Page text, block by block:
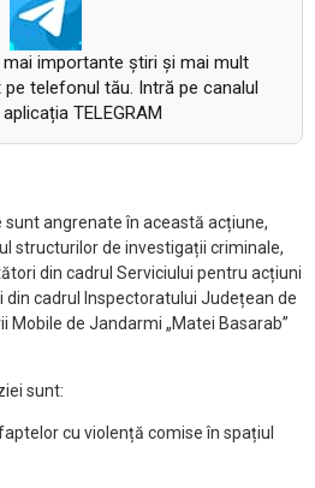
importante știri și mai mult
telefonul tău. Intră pe canalul
TELEGRAM
sunt angrenateîn această acțiune,
structurilor de investigații criminale,
din cadrul Serviciului pentru acțiuni
din cadrul Inspectoratului Județean de
Mobile de Jandarmi „Matei Basarab”
sunt:
cu violență comiseîn spațiul